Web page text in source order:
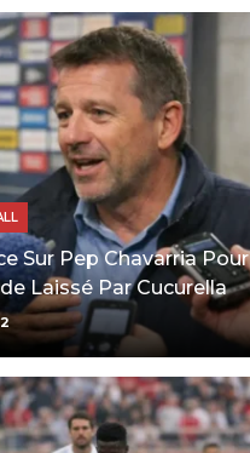
Sur Pep Chavarria Pour
Laissé Par Cucurella